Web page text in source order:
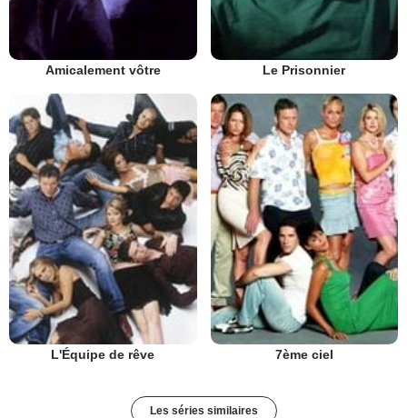
Amicalement vôtre Le Prisonnier
L'Équipe de rêve 7ème ciel
Les séries similaires